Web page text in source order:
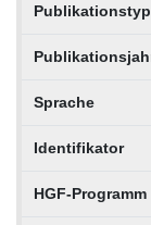
Publikationstyp
Sprache
Identifikator
HGF-Programm